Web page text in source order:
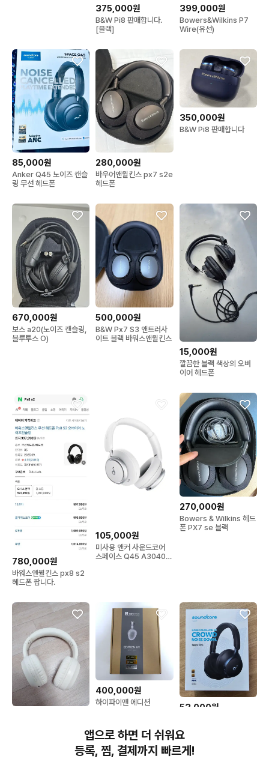
375,000원
B&W Pi8 판매합니다.
[블랙]
399,000원
Bowers&Wilkins P7
Wire(유선)
85,000원
Anker Q45 노이즈 캔슬
링 무선 헤드폰
280,000원
바우어앤윌킨스 px7 s2e
헤드폰
350,000원
B&W Pi8 판매합니다
670,000원
보스 a20(노이즈 캔슬링,
블루투스 O)
500,000원
B&W Px7 S3 앤트러사
이트 블랙 바워스앤윌킨스
15,000원
깔끔한 블랙 색상의 오버
이어 헤드폰
780,000원
바워스앤윌킨스 px8 s2
헤드폰 팝니다.
105,000원
미사용 앤커 사운드코어
스페이스 Q45 A3040
270,000원
Bowers & Wilkins 헤드
폰 PX7 se 블랙
폰 노이즈캔슬링 블루투스
무선 헤드셋 ANC 액티브
400,000원
하이파이맨 에디션
53,000원
헤드폰 팝니다!
앱으로 하면 더 쉬워요
등록, 찜, 결제까지 빠르게!